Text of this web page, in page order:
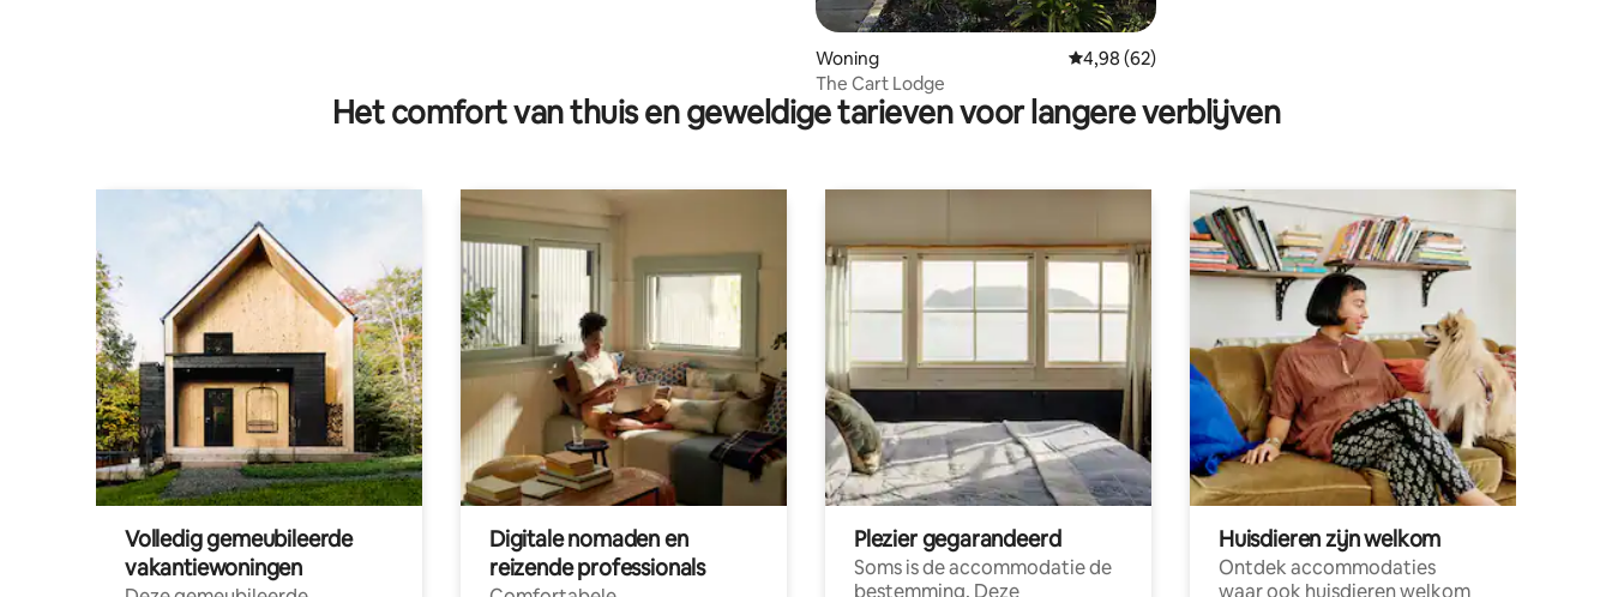
Woning Gemiddelde beoordeling van 4,98 op 5, 62 recensies
4,98 (62)
The Cart Lodge
Het comfort van thuis en geweldige tarieven voor langere verblijven
Volledig gemeubileerde
vakantiewoningen
Digitale nomaden en
reizende professionals
Plezier gegarandeerd
Soms is de accommodatie de
bestemming. Deze
Huisdieren zijn welkom
Ontdek accommodaties
waar ook huisdieren welkom